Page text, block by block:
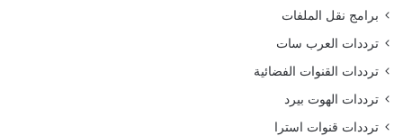
برامج نقل الملفات
ترددات العرب سات
ترددات القنوات الفضائية
ترددات الهوت بيرد
ترددات قنوات استرا